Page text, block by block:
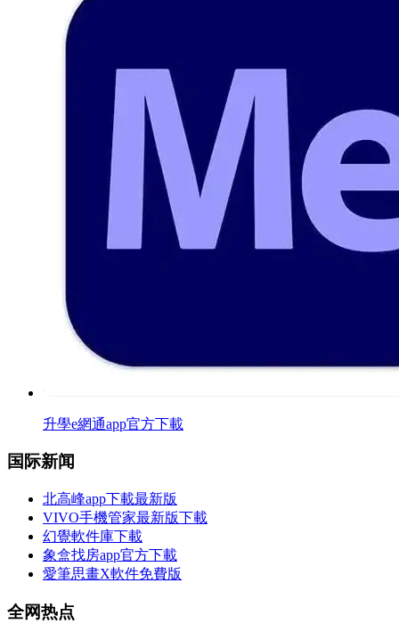
升學e網通app官方下載
国际新闻
北高峰app下載最新版
VIVO手機管家最新版下載
幻覺軟件庫下載
象盒找房app官方下載
愛筆思畫X軟件免費版
全网热点